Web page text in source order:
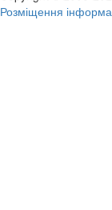
Розміщення